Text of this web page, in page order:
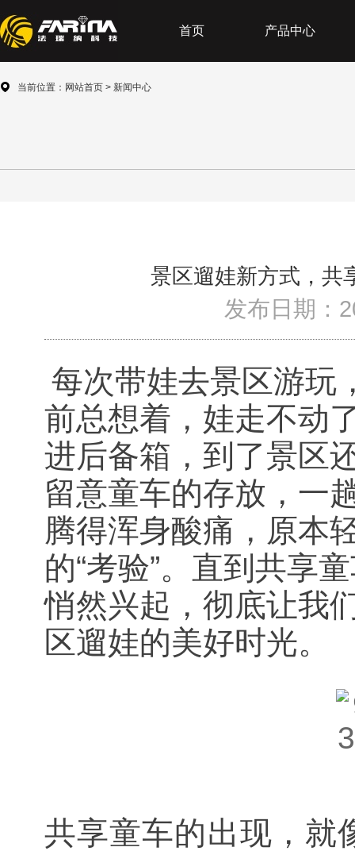
首页 产品中心
当前位置： 网站首页 > 新闻中心
景区遛娃新方式，共
发布日期：
每次带娃去景区游玩
前总想着，娃走不动
进后备箱，到了景区
留意童车的存放，一
腾得浑身酸痛，原本
的“考验”。直到共享
悄然兴起，彻底让我
区遛娃的美好时光。
共享童车的出现，就